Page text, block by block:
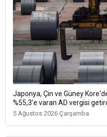
Japonya, Çin ve Güney
%55,3’e varan AD vergisi
5 Ağustos 2026 Çarşamba